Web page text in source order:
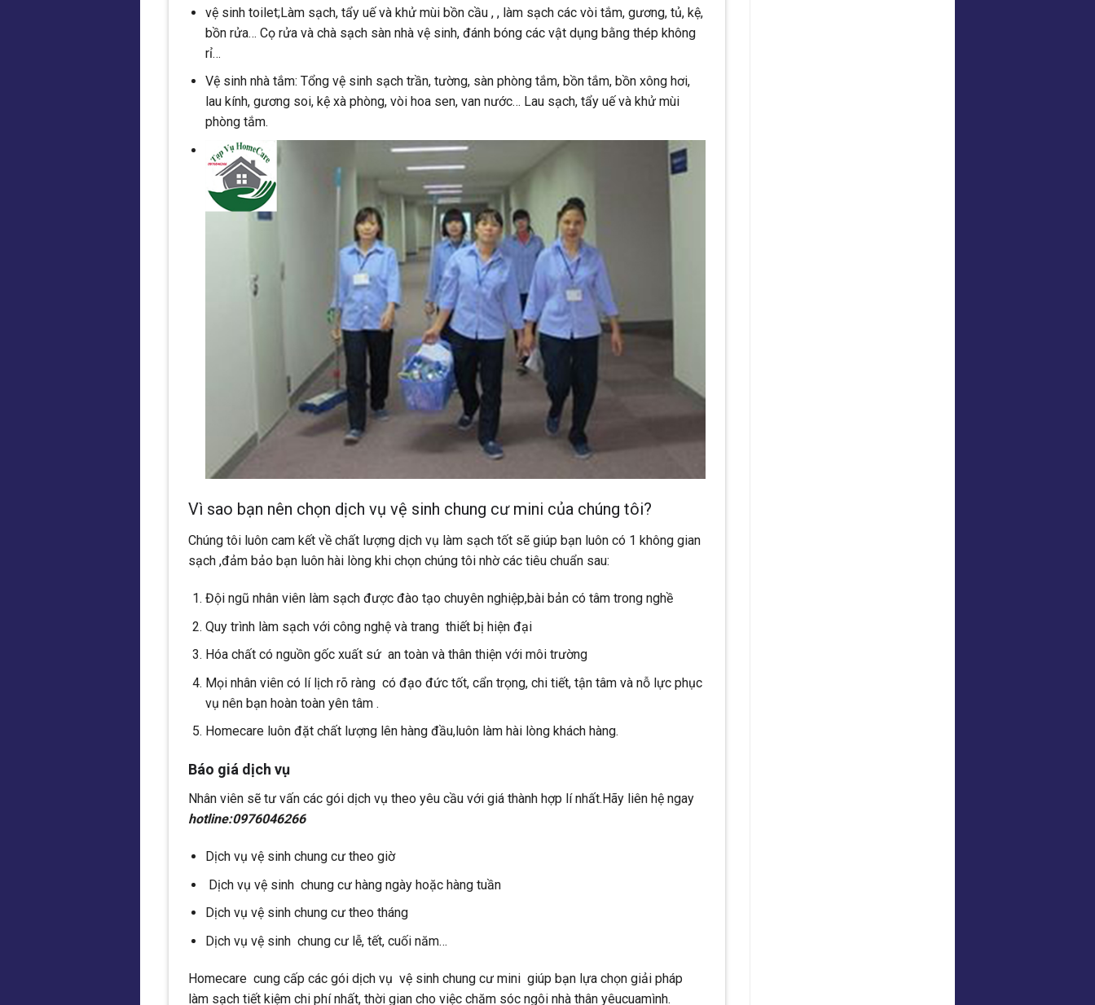
vệ sinh toilet;Làm sạch, tẩy uế và khử mùi bồn cầu , , làm sạch các vòi tắm, gương, tủ, kệ,
bồn rửa… Cọ rửa và chà sạch sàn nhà vệ sinh, đánh bóng các vật dụng bằng thép không
rỉ…
Vệ sinh nhà tắm: Tổng vệ sinh sạch trần, tường, sàn phòng tắm, bồn tắm, bồn xông hơi,
lau kính, gương soi, kệ xà phòng, vòi hoa sen, van nước… Lau sạch, tẩy uế và khử mùi
phòng tắm.
Vì sao bạn nên chọn dịch vụ vệ sinh chung cư mini của chúng tôi?
Chúng tôi luôn cam kết về chất lượng dịch vụ làm sạch tốt sẽ giúp bạn luôn có 1 không gian
sạch ,đảm bảo bạn luôn hài lòng khi chọn chúng tôi nhờ các tiêu chuẩn sau:
Đội ngũ nhân viên làm sạch được đào tạo chuyên nghiệp,bài bản có tâm trong nghề
Quy trình làm sạch với công nghệ và trang thiết bị hiện đại
Hóa chất có nguồn gốc xuất sứ an toàn và thân thiện với môi trường
Mọi nhân viên có lí lịch rõ ràng có đạo đức tốt, cẩn trọng, chi tiết, tận tâm và nỗ lực phục
vụ nên bạn hoàn toàn yên tâm .
Homecare luôn đặt chất lượng lên hàng đầu,luôn làm hài lòng khách hàng.
Báo giá dịch vụ
Nhân viên sẽ tư vấn các gói dịch vụ theo yêu cầu với giá thành hợp lí nhất.Hãy liên hệ ngay
hotline:0976046266
Dịch vụ vệ sinh chung cư theo giờ
Dịch vụ vệ sinh chung cư hàng ngày hoặc hàng tuần
Dịch vụ vệ sinh chung cư theo tháng
Dịch vụ vệ sinh chung cư lễ, tết, cuối năm…
Homecare cung cấp các gói dịch vụ vệ sinh chung cư mini giúp bạn lựa chọn giải pháp
làm sạch tiết kiệm chi phí nhất, thời gian cho việc chăm sóc ngôi nhà thân yêucuamình.